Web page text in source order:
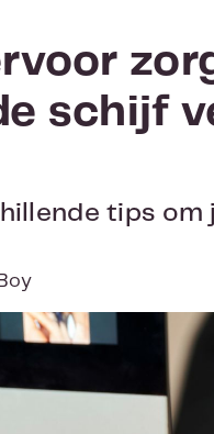
schijf
tips